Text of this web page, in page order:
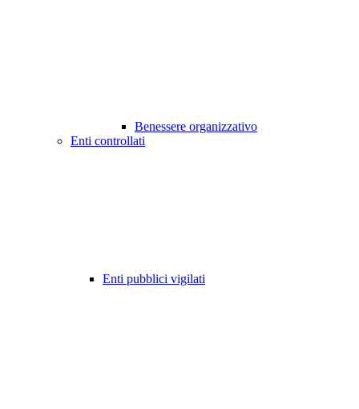
Benessere organizzativo
Enti controllati
Enti pubblici vigilati